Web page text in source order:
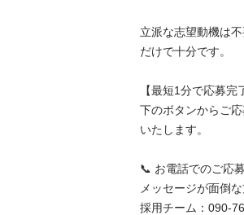
立派な志望動機は
だけで十分です。
【最短1分で応募完
下のボタンからご
いたします。
📞 お電話でのご応
メッセージが面倒
採用チーム：090-